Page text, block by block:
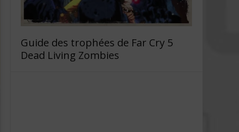
Guide des trophées de Far Cry 5
Dead Living Zombies